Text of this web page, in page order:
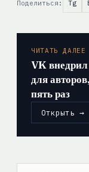
Поделиться: Tg
ЧИТАТЬ ДАЛЕЕ
VK
для
пять раз
Открыть →